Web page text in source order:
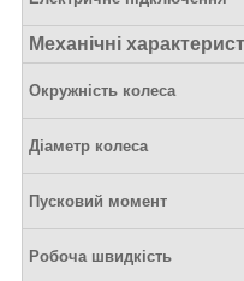
Механічні
Окружність колеса
Діаметр колеса
Пусковий момент
Робоча швидкість